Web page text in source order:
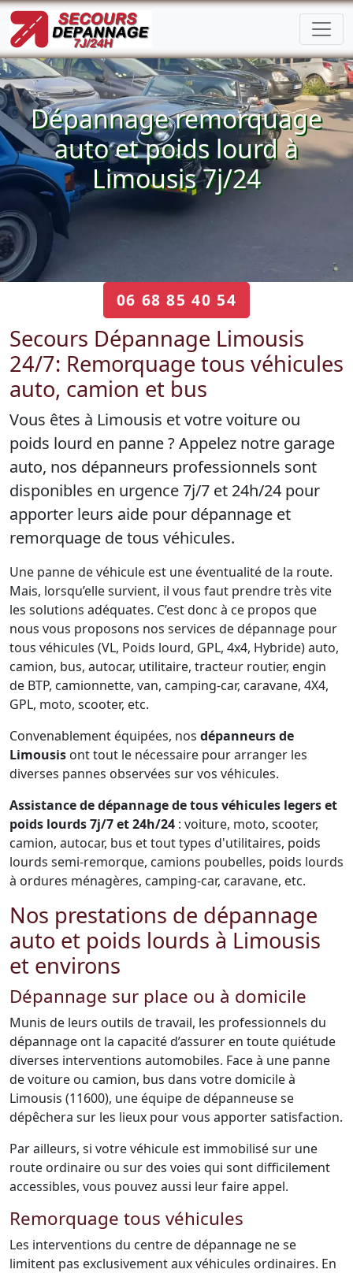
Dépannage remorquage
auto et poids lourd à
Limousis 7j/24
06 68 85 40 54
Secours Dépannage Limousis
24/7: Remorquage tous véhicules
auto, camion et bus
Vous êtes à Limousis et votre voiture ou
poids lourd en panne ? Appelez notre garage
auto, nos dépanneurs professionnels sont
disponibles en urgence 7j/7 et 24h/24 pour
apporter leurs aide pour dépannage et
remorquage de tous véhicules.
Une panne de véhicule est une éventualité de la route.
Mais, lorsqu’elle survient, il vous faut prendre très vite
les solutions adéquates. C’est donc à ce propos que
nous vous proposons nos services de dépannage pour
tous véhicules (VL, Poids lourd, GPL, 4x4, Hybride) auto,
camion, bus, autocar, utilitaire, tracteur routier, engin
de BTP, camionnette, van, camping-car, caravane, 4X4,
GPL, moto, scooter, etc.
Convenablement équipées, nos dépanneurs de
Limousis ont tout le nécessaire pour arranger les
diverses pannes observées sur vos véhicules.
Assistance de dépannage de tous véhicules legers et
poids lourds 7j/7 et 24h/24 : voiture, moto, scooter,
camion, autocar, bus et tout types d'utilitaires, poids
lourds semi-remorque, camions poubelles, poids lourds
à ordures ménagères, camping-car, caravane, etc.
Nos prestations de dépannage
auto et poids lourds à Limousis
et environs
Dépannage sur place ou à domicile
Munis de leurs outils de travail, les professionnels du
dépannage ont la capacité d’assurer en toute quiétude
diverses interventions automobiles. Face à une panne
de voiture ou camion, bus dans votre domicile à
Limousis (11600), une équipe de dépanneuse se
dépêchera sur les lieux pour vous apporter satisfaction.
Par ailleurs, si votre véhicule est immobilisé sur une
route ordinaire ou sur des voies qui sont difficilement
accessibles, vous pouvez aussi leur faire appel.
Remorquage tous véhicules
Les interventions du centre de dépannage ne se
limitent pas exclusivement aux véhicules ordinaires. En